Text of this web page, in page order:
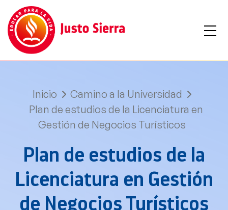
Inicio
Camino a la Universidad
Plan de estudios de la Licenciatura en
Gestión de Negocios Turísticos
Plan de estudios de la
Licenciatura en Gestión
de Negocios Turísticos